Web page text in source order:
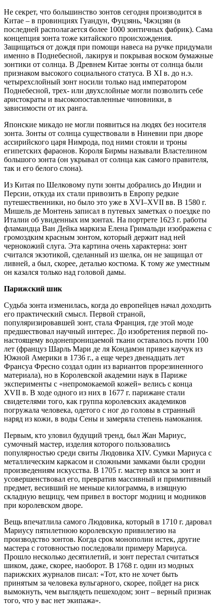
Не секрет, что большинство зонтов сегодня производится в
Китае – в провинциях Гуандун, Фуцзянь, Чжэцзян (в
последней располагается более 1000 зонтичных фабрик). Сама
концепция зонта тоже китайского происхождения.
Защищаться от дождя при помощи навеса на ручке придумали
именно в Поднебесной, лакируя и покрывая воском бумажные
зонтики от солнца. В Древнем Китае зонты от солнца были
признаком высокого социального статуса. В XI в. до н.э.
четырехслойный зонт носили только над императором
Поднебесной, трех- или двухслойные могли позволить себе
аристократы и высокопоставленные чиновники, в
зависимости от их ранга.
Японские микадо не могли появиться на людях без носителя
зонта. Зонты от солнца существовали в Ниневии при дворе
ассирийского царя Нимрода, под ними стояли и троны
египетских фараонов. Короля Бирмы называли Властелином
большого зонта (он укрывал от солнца как самого правителя,
так и его белого слона).
Из Китая по Шелковому пути зонты добрались до Индии и
Персии, откуда их стали привозить в Европу редкие
путешественники, но было это уже в XVI–XVII вв. В 1580 г.
Мишель де Монтень записал в путевых заметках о поездке по
Италии об увиденных им зонтах. На портрете 1623 г. работы
фламандца Ван Дейка маркиза Елена Гримальди изображена с
громоздким красным зонтом, который держит над ней
чернокожий слуга. Эта картина очень характерна: зонт
считался экзотикой, сделанный из шелка, он не защищал от
ливней, а был, скорее, деталью костюма. К тому же уместным
он казался только над головой дамы.
Парижский шик
Судьба зонта изменилась, когда до европейцев начал доходить
его практический смысл. Первой страной,
популяризировавшей зонт, стала Франция, где этой моде
предшествовал научный интерес. До изобретения первой по-
настоящему водонепроницаемой ткани оставалось почти 100
лет (француз Шарль Мари де ля Кондамэн привез каучук из
Южной Америки в 1736 г., а еще через двенадцать лет
Франсуа Фресно создал один из вариантов прорезиненного
материала), но в Королевской академии наук в Париже
эксперименты с «непромокаемой кожей» велись с конца
XVII в. В ходе одного из них в 1677 г. парижане стали
свидетелями того, как группа королевских академиков
погружала человека, одетого с ног до головы в странный
наряд из кожи, в воды Сены и замеряла степень намокания.
Первым, кто уловил будущий тренд, был Жан Мариус,
сумочный мастер, изделия которого пользовались
популярностью среди свиты Людовика XIV. Сумки Мариуса с
металлическим каркасом и сложными замками были сродни
произведениям искусства. В 1705 г. мастер взялся за зонт и
усовершенствовал его, превратив массивный и примитивный
предмет, весивший не меньше килограмма, в изящную
складную вещицу, чем привел в восторг модниц и модников
при королевском дворе.
Вещь впечатлила самого Людовика, который в 1710 г. даровал
Мариусу пятилетнюю королевскую привилегию на
производство зонтов. Когда срок монополии истек, другие
мастера с готовностью последовали примеру Мариуса.
Прошло несколько десятилетий, и зонт перестал считаться
шиком, даже, скорее, наоборот. В 1768 г. один из модных
парижских журналов писал: «Тот, кто не хочет быть
принятым за человека вульгарного, скорее, пойдет на риск
вымокнуть, чем выглядеть пешеходом; зонт – верный признак
того, что у вас нет экипажа».